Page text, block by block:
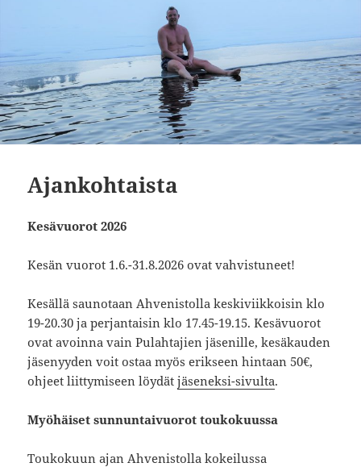
Ajankohtaista
Kesävuorot 2026
Kesän vuorot 1.6.-31.8.2026 ovat vahvistuneet!
Kesällä saunotaan Ahvenistolla keskiviikkoisin klo
19-20.30 ja perjantaisin klo 17.45-19.15. Kesävuorot
ovat avoinna vain Pulahtajien jäsenille, kesäkauden
jäsenyyden voit ostaa myös erikseen hintaan 50€,
ohjeet liittymiseen löydätjäseneksi-sivulta.
Myöhäiset sunnuntaivuorot toukokuussa
Toukokuun ajan Ahvenistolla kokeilussa